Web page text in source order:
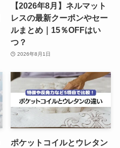
【2026年8月】ネルマット
レスの最新クーポンやセー
ルまとめ｜15％OFFはい
つ？
2026年8月1日
ポケットコイルとウレタン